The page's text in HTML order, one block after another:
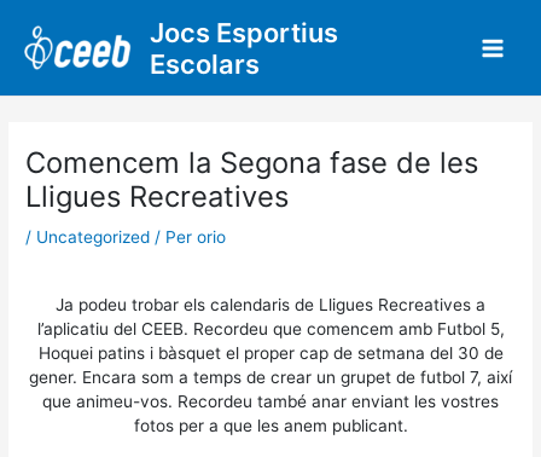
contingut
Jocs Esportius
Escolars
Comencem la Segona fase de les
Lligues Recreatives
/ Uncategorized / Per orio
Ja podeu trobar els calendaris de Lligues Recreatives a
l’aplicatiu del CEEB. Recordeu que comencem amb Futbol 5,
Hoquei patins i bàsquet el proper cap de setmana del 30 de
gener. Encara som a temps de crear un grupet de futbol 7, així
que animeu-vos. Recordeu també anar enviant les vostres
fotos per a que les anem publicant.